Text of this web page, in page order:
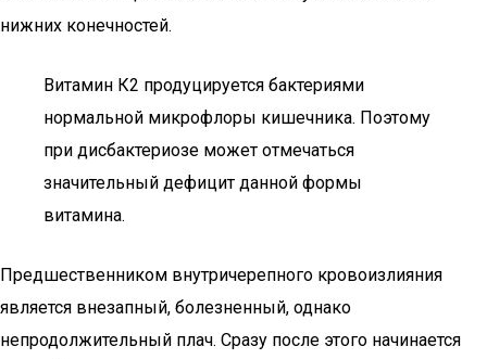
нижних конечностей.
Витамин К2 продуцируется бактериями
нормальной микрофлоры кишечника. Поэтому
при дисбактериозе может отмечаться
значительный дефицит данной формы
витамина.
Предшественником внутричерепного кровоизлияния
является внезапный, болезненный, однако
непродолжительный плач. Сразу после этого начинается